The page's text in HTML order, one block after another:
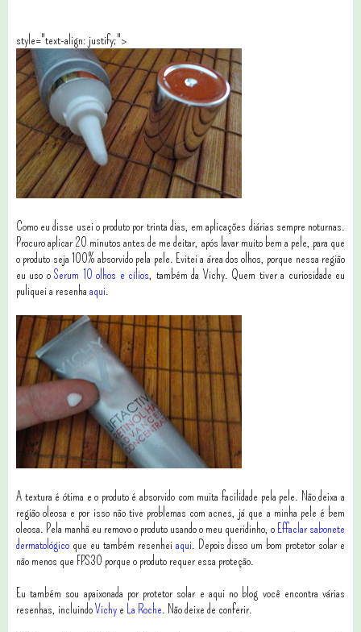
style="text-align: justify;">
Como eu disse usei o produto por trinta dias, em aplicações diárias sempre noturnas.
Procuro aplicar 20 minutos antes de me deitar, após lavar muito bem a pele, para que
o produto seja 100% absorvido pela pele. Evitei a área dos olhos, porque nessa região
eu uso oSerum 10 olhos e cílios , também da Vichy. Quem tiver a curiosidade eu
puliquei a resenha aqui
A textura é ótima e o produto é absorvido com muita facilidade pela pele. Não deixa a
região oleosa e por isso não tive problemas com acnes, já que a minha pele é bem
oleosa. Pela manhã eu removo o produto usando o meu queridinho, o Effaclar sabonete
dermatológico que eu também resenhei aqui. Depois disso um bom protetor solar e
não menos que FPS30 porque o produto requer essa proteção.
Eu também sou apaixonada por protetor solar e aqui no blog você encontra várias
resenhas, incluindoVichy e La Roche . Não deixe de conferir.